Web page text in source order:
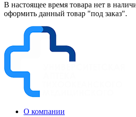
В настоящее время товара нет в
оформить данный товар "под заказ".
О компании